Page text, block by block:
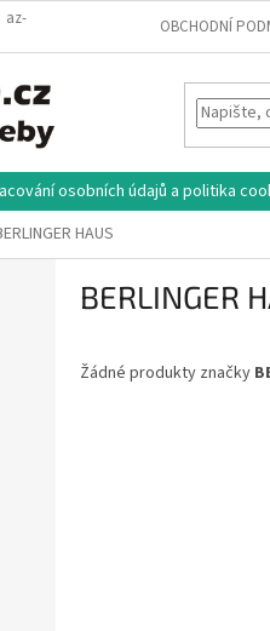
az-
OBCHODNÍ
osobních údajů a politika
HAUS
BERLINGER
Žádné produkty značky